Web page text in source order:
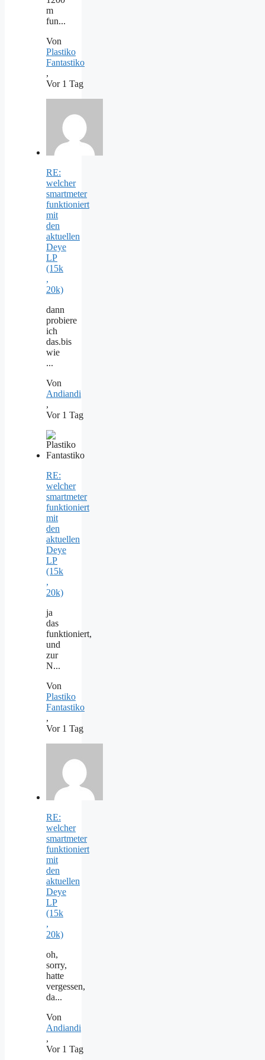
m
fun...
Von
Plastiko
Fantastiko
,
Vor 1 Tag
RE:
welcher
smartmeter
funktioniert
mit
den
aktuellen
Deye
LP
(15k
,
20k)
dann
probiere
ich
das.bis
wie
...
Von
Andiandi
,
Vor 1 Tag
RE:
welcher
smartmeter
funktioniert
mit
den
aktuellen
Deye
LP
(15k
,
20k)
ja
das
funktioniert,
und
zur
N...
Von
Plastiko
Fantastiko
,
Vor 1 Tag
RE:
welcher
smartmeter
funktioniert
mit
den
aktuellen
Deye
LP
(15k
,
20k)
oh,
sorry,
hatte
vergessen,
da...
Von
Andiandi
,
Vor 1 Tag